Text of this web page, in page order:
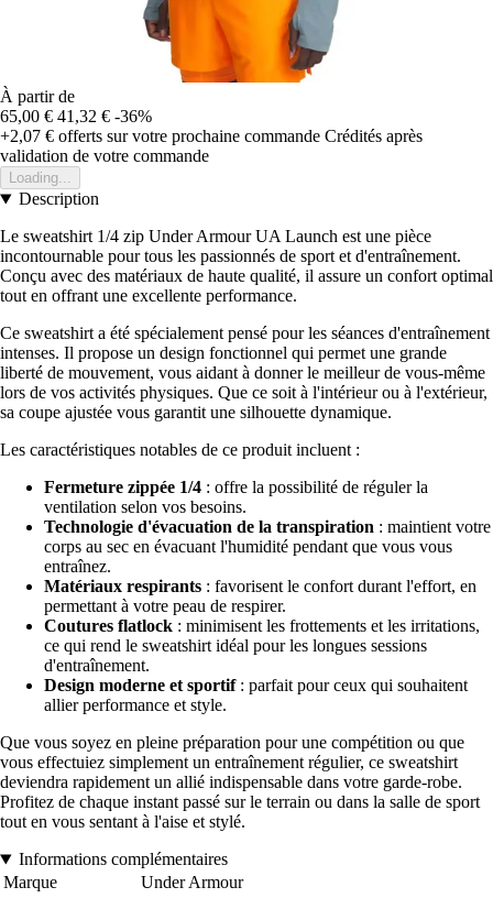
À partir de
65,00 € 41,32 € -36%
+2,07 € offerts sur votre prochaine commande Crédités après
validation de votre commande
Loading...
Description
Le sweatshirt 1/4 zip Under Armour UA Launch est une pièce
incontournable pour tous les passionnés de sport et d'entraînement.
Conçu avec des matériaux de haute qualité, il assure un confort optimal
tout en offrant une excellente performance.
Ce sweatshirt a été spécialement pensé pour les séances d'entraînement
intenses. Il propose un design fonctionnel qui permet une grande
liberté de mouvement, vous aidant à donner le meilleur de vous-même
lors de vos activités physiques. Que ce soit à l'intérieur ou à l'extérieur,
sa coupe ajustée vous garantit une silhouette dynamique.
Les caractéristiques notables de ce produit incluent :
Fermeture zippée 1/4 : offre la possibilité de réguler la
ventilation selon vos besoins.
Technologie d'évacuation de la transpiration : maintient votre
corps au sec en évacuant l'humidité pendant que vous vous
entraînez.
Matériaux respirants : favorisent le confort durant l'effort, en
permettant à votre peau de respirer.
Coutures flatlock : minimisent les frottements et les irritations,
ce qui rend le sweatshirt idéal pour les longues sessions
d'entraînement.
Design moderne et sportif: parfait pour ceux qui souhaitent
allier performance et style.
Que vous soyez en pleine préparation pour une compétition ou que
vous effectuiez simplement un entraînement régulier, ce sweatshirt
deviendra rapidement un allié indispensable dans votre garde-robe.
Profitez de chaque instant passé sur le terrain ou dans la salle de sport
tout en vous sentant à l'aise et stylé.
Informations complémentaires
Marque
Under Armour